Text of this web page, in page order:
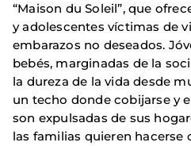
“Maison du Soleil”, que
y adolescentes víctimas de
embarazos no deseados.
bebés, marginadas de la
la dureza de la vida desde
un techo donde cobijarse y
son expulsadas de sus
las familias quieren hacerse